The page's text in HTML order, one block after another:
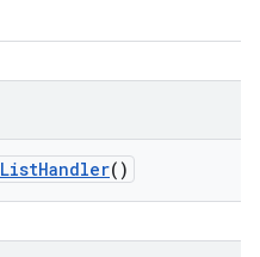
ListHandler()